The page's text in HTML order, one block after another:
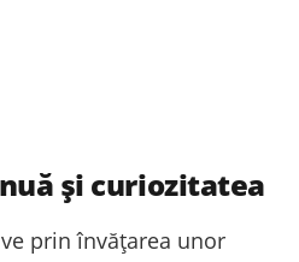
și curiozitatea
prin învățarea unor